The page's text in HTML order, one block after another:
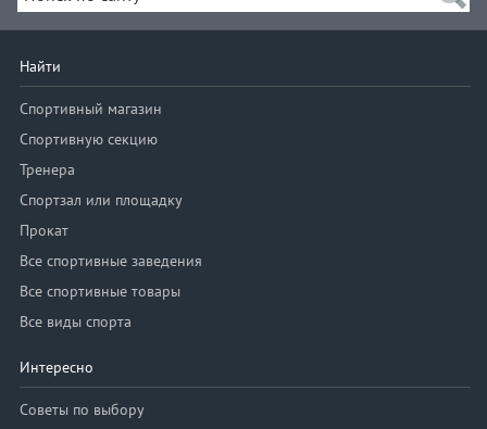
Найти
Спортивный магазин
Спортивную секцию
Тренера
Спортзал или площадку
Прокат
Все спортивные заведения
Все спортивные товары
Все виды спорта
Интересно
Советы по выбору